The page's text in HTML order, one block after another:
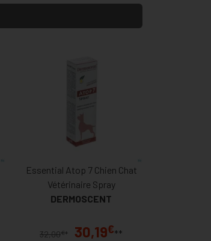
Essential Atop 7 Chien Chat
Vétérinaire Spray
DERMOSCENT
32,00€* 30,19€**